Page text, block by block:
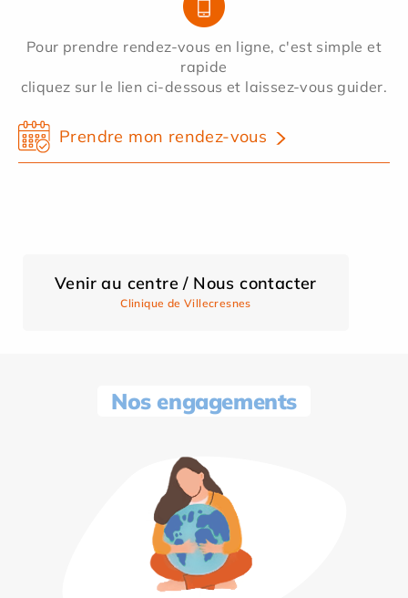
Pour prendre rendez-vous en ligne, c'est simple et
rapide
cliquez sur le lien ci-dessous et laissez-vous guider.
Prendre mon rendez-vous
Venir au centre / Nous contacter
Clinique de Villecresnes
Nos engagements